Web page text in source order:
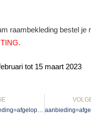
raambekleding bestel je
tot 15 maart 2023